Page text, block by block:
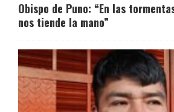
Obispo de Puno: “En las
nos tiende la mano”